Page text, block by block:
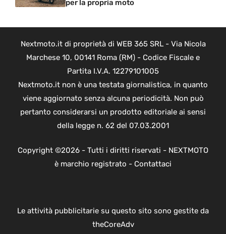
per la propria moto
Nextmoto.it di proprietà di WEB 365 SRL - Via Nicola
Marchese 10, 00141 Roma (RM) - Codice Fiscale e
Partita I.V.A. 12279101005
Nextmoto.it non è una testata giornalistica, in quanto
viene aggiornato senza alcuna periodicità. Non può
pertanto considerarsi un prodotto editoriale ai sensi
della legge n. 62 del 07.03.2001
Copyright ©2026 - Tutti i diritti riservati - NEXTMOTO
è marchio registrato - Contattaci
Le attività pubblicitarie su questo sito sono gestite da
theCoreAdv